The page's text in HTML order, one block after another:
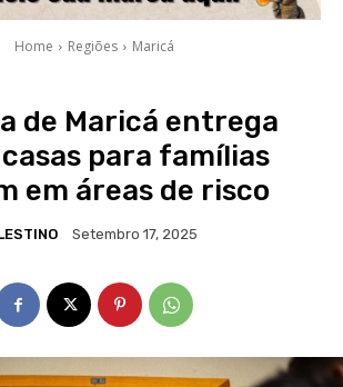
Home Regiões Maricá
de Maricá entrega
para famílias
em áreas de risco
Setembro 17, 2025